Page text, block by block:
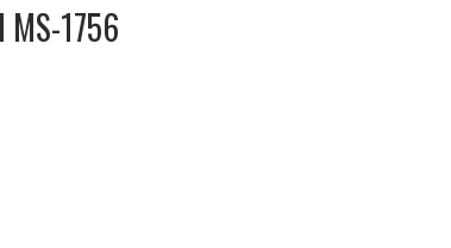
1756